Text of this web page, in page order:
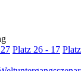
Platz 26 - 17